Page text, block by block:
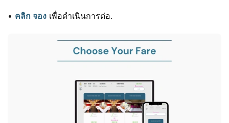
• คลิก จอง เพื่อดำเนินการต่อ.